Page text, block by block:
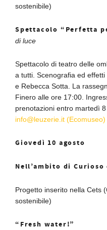
sostenibile)
Spettacolo “Perfetta
di luce
Spettacolo di teatro delle
a tutti. Scenografia ed
e Rebecca Sotta. La
Finero alle ore 17:00.
prenotazioni entro martedì
info@leuzerie.it (Ecomuseo)
Giovedì 10 agosto
Nell’ambito di
Progetto inserito nella Cets
sostenibile)
“Fresh water!”